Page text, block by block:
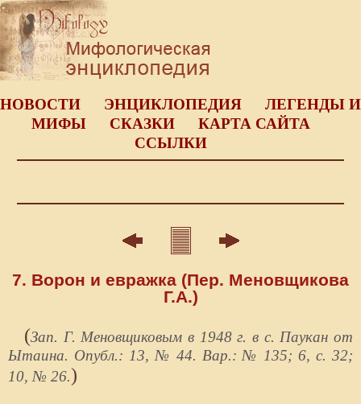
НОВОСТИ ЭНЦИКЛОПЕДИЯ
ЛЕГЕНДЫ И
МИФЫ
СКАЗКИ
КАРТА САЙТА
ССЫЛКИ
7. Ворон и евражка (Пер. Меновщикова
Г.А.)
(Зап. Г. Меновщиковым в 1948 г. в с. Паукан от
Ытаина. Опубл.: 13, № 44. Вар.: № 135; 6, с. 32;
10, № 26.)